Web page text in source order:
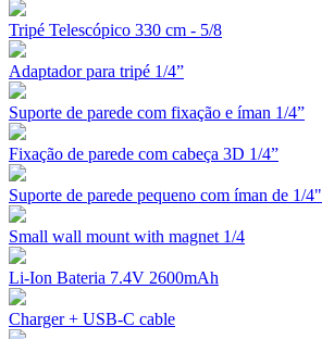
Tripé Telescópico 330 cm - 5/8
Adaptador para tripé 1/4”
Suporte de parede com fixação e íman 1/4”
Fixação de parede com cabeça 3D 1/4”
Suporte de parede pequeno com íman de 1/4"
Small wall mount with magnet 1/4
Li-Ion Bateria 7.4V 2600mAh
Charger + USB-C cable